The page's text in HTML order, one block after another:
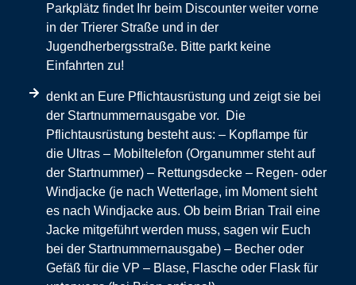
Parkplätz findet Ihr beim Discounter weiter vorne
in der Trierer Straße und in der
Jugendherbergsstraße. Bitte parkt keine
Einfahrten zu!
denkt an Eure Pflichtausrüstung und zeigt sie bei
der Startnummernausgabe vor. Die
Pflichtausrüstung besteht aus: – Kopflampe für
die Ultras – Mobiltelefon (Organummer steht auf
der Startnummer) – Rettungsdecke – Regen- oder
Windjacke (je nach Wetterlage, im Moment sieht
es nach Windjacke aus. Ob beim Brian Trail eine
Jacke mitgeführt werden muss, sagen wir Euch
bei der Startnummernausgabe) – Becher oder
Gefäß für die VP – Blase, Flasche oder Flask für